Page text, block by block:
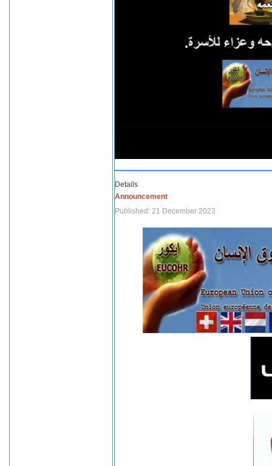
Details
Announcement
Published: 21 December 2023